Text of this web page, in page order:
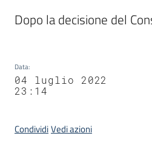
Seguici
su
Dopo la decisione del
Data:
04 luglio 2022
23:14
CondividiVedi azioni